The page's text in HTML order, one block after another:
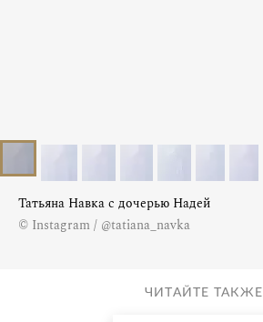
Татьяна Навка с дочерью Надей
© Instagram / @tatiana_navka
ЧИТАЙТЕ ТАКЖЕ